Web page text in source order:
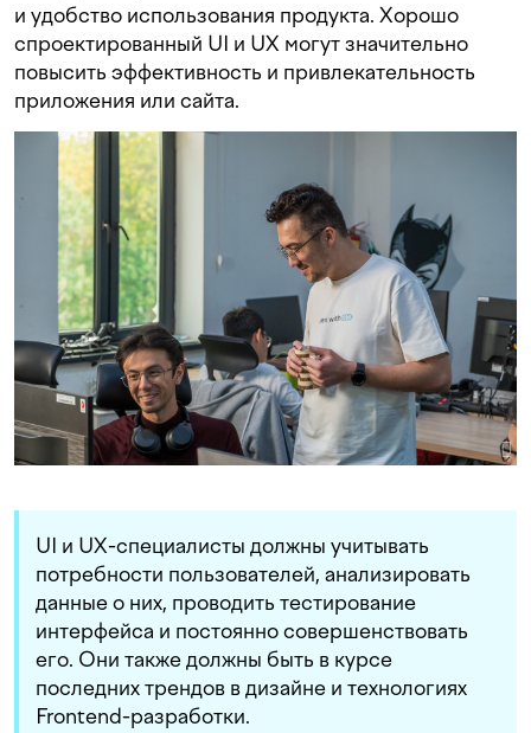
и удобство использования продукта. Хорошо
спроектированный UI и UX могут значительно
повысить эффективность и привлекательность
приложения или сайта.
UI и UX-специалисты должны учитывать
потребности пользователей, анализировать
данные о них, проводить тестирование
интерфейса и постоянно совершенствовать
его. Они также должны быть в курсе
последних трендов в дизайне и технологиях
Frontend-разработки.